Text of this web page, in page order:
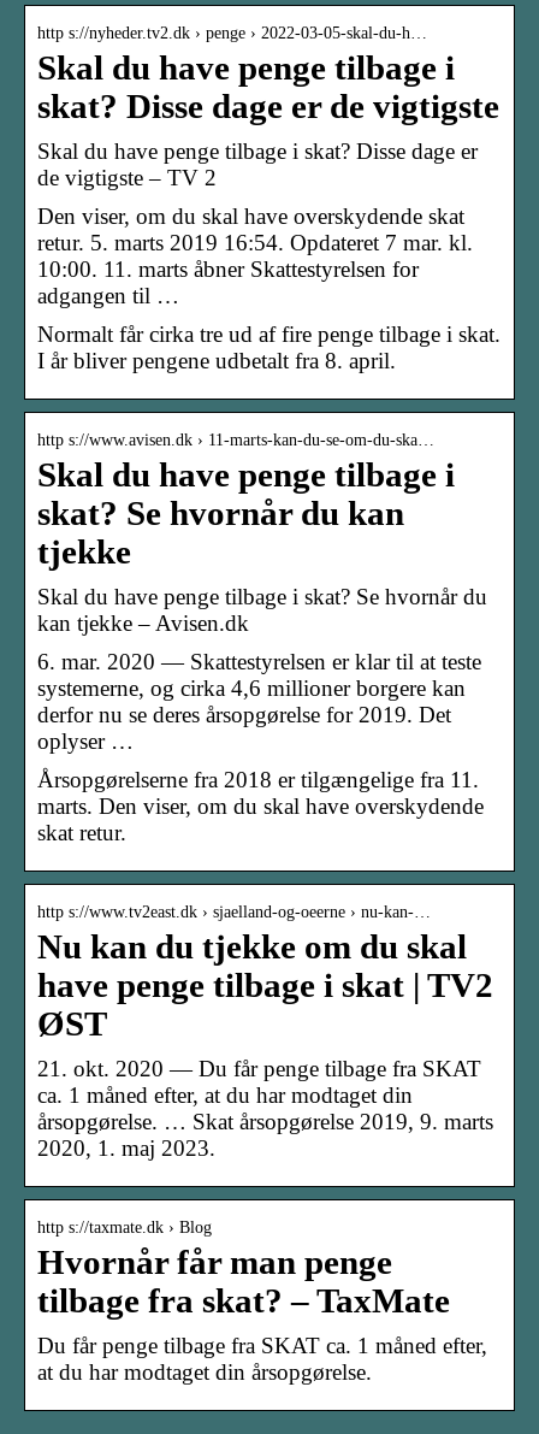
http s://nyheder.tv2.dk › penge › 2022-03-05-skal-du-h…
Skal du have penge tilbage i
skat? Disse dage er de vigtigste
Skal du have penge tilbage i skat? Disse dage er
de vigtigste – TV 2
Den viser, om du skal have overskydende skat
retur. 5. marts 2019 16:54. Opdateret 7 mar. kl.
10:00. 11. marts åbner Skattestyrelsen for
adgangen til …
Normalt får cirka tre ud af fire penge tilbage i skat.
I år bliver pengene udbetalt fra 8. april.
http s://www.avisen.dk › 11-marts-kan-du-se-om-du-ska…
Skal du have penge tilbage i
skat? Se hvornår du kan
tjekke
Skal du have penge tilbage i skat? Se hvornår du
kan tjekke – Avisen.dk
6. mar. 2020 — Skattestyrelsen er klar til at teste
systemerne, og cirka 4,6 millioner borgere kan
derfor nu se deres årsopgørelse for 2019. Det
oplyser …
Årsopgørelserne fra 2018 er tilgængelige fra 11.
marts. Den viser, om du skal have overskydende
skat retur.
http s://www.tv2east.dk › sjaelland-og-oeerne › nu-kan-…
Nu kan du tjekke om du skal
have penge tilbage i skat | TV2
ØST
21. okt. 2020 — Du får penge tilbage fra SKAT
ca. 1 måned efter, at du har modtaget din
årsopgørelse. … Skat årsopgørelse 2019, 9. marts
2020, 1. maj 2023.
http s://taxmate.dk › Blog
Hvornår får man penge
tilbage fra skat? – TaxMate
Du får penge tilbage fra SKAT ca. 1 måned efter,
at du har modtaget din årsopgørelse.